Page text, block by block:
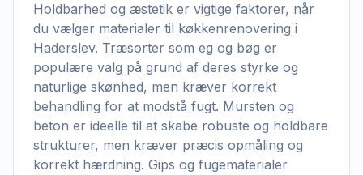
Holdbarhed og æstetik er vigtige faktorer, når
du vælger materialer til køkkenrenovering i
Haderslev. Træsorter som eg og bøg er
populære valg på grund af deres styrke og
naturlige skønhed, men kræver korrekt
behandling for at modstå fugt. Mursten og
beton er ideelle til at skabe robuste og holdbare
strukturer, men kræver præcis opmåling og
korrekt hærdning. Gips og fugematerialer